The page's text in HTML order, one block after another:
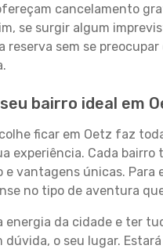
cancelamento
se surgir algum
reserva sem se preocupar
bairro ideal em
ficar em Oetz faz
experiência. Cada bairro
e vantagens únicas. Para
no tipo de aventura
energia da cidade e ter
dúvida, o seu lugar.